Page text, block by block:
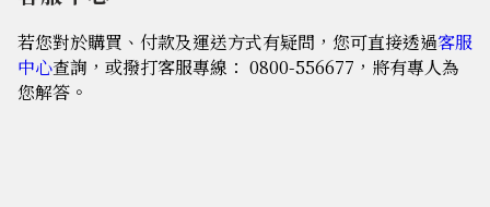
若您對於購買、付款及運送方式有疑問，您可直接透過客服
中心查詢，或撥打客服專線： 0800-556677，將有專人為
您解答。